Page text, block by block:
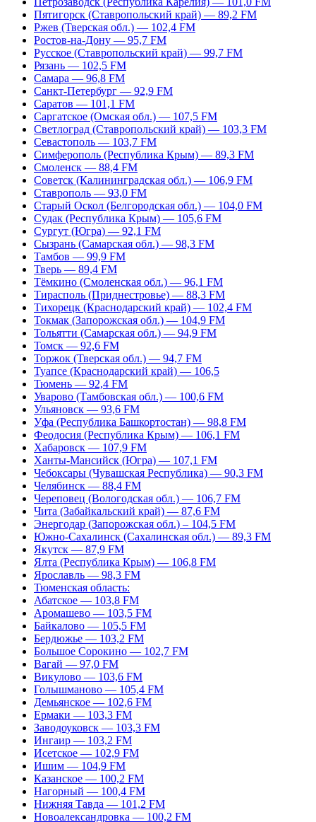
Пятигорск (Ставропольский край) — 89,2 FM
Ржев (Тверская обл.) — 102,4 FM
Ростов-на-Дону — 95,7 FM
Русское (Ставропольский край) — 99,7 FM
Рязань — 102,5 FM
Самара — 96,8 FM
Санкт-Петербург — 92,9 FM
Саратов — 101,1 FM
Саргатское (Омская обл.) — 107,5 FM
Светлоград (Ставропольский край) — 103,3 FM
Севастополь — 103,7 FM
Симферополь (Республика Крым) — 89,3 FM
Смоленск — 88,4 FM
Советск (Калининградская обл.) — 106,9 FM
Ставрополь — 93,0 FM
Старый Оскол (Белгородская обл.) — 104,0 FM
Судак (Республика Крым) — 105,6 FM
Сургут (Югра) — 92,1 FM
Сызрань (Самарская обл.) — 98,3 FM
Тамбов — 99,9 FM
Тверь — 89,4 FM
Тёмкино (Смоленская обл.) — 96,1 FM
Тирасполь (Приднестровье) — 88,3 FM
Тихорецк (Краснодарский край) — 102,4 FM
Токмак (Запорожская обл.) — 104,9 FM
Тольятти (Самарская обл.) — 94,9 FM
Томск — 92,6 FM
Торжок (Тверская обл.) — 94,7 FM
Туапсе (Краснодарский край) — 106,5
Тюмень — 92,4 FM
Уварово (Тамбовская обл.) — 100,6 FM
Ульяновск — 93,6 FM
Уфа (Республика Башкортостан) — 98,8 FM
Феодосия (Республика Крым) — 106,1 FM
Хабаровск — 107,9 FM
Ханты-Мансийск (Югра) — 107,1 FM
Чебоксары (Чувашская Республика) — 90,3 FM
Челябинск — 88,4 FM
Череповец (Вологодская обл.) — 106,7 FM
Чита (Забайкальский край) — 87,6 FM
Энергодар (Запорожская обл.) – 104,5 FM
Южно-Сахалинск (Сахалинская обл.) — 89,3 FM
Якутск — 87,9 FM
Ялта (Республика Крым) — 106,8 FM
Ярославль — 98,3 FM
Тюменская область:
Абатское — 103,8 FM
Аромашево — 103,5 FM
Байкалово — 105,5 FM
Бердюжье — 103,2 FM
Большое Сорокино — 102,7 FM
Вагай — 97,0 FM
Викулово — 103,6 FM
Голышманово — 105,4 FM
Демьянское — 102,6 FM
Ермаки — 103,3 FM
Заводоуковск — 103,3 FM
Ингаир — 103,2 FM
Исетское — 102,9 FM
Ишим — 104,9 FM
Казанское — 100,2 FM
Нагорный — 100,4 FM
Нижняя Тавда — 101,2 FM
Новоалександровка — 100,2 FM